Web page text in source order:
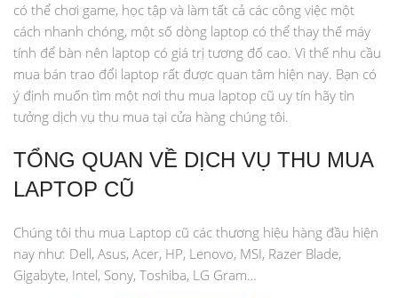
có thể chơi game, học tập và làm tất cả các công việc một
cách nhanh chóng, một số dòng laptop có thể thay thế máy
tính để bàn nên laptop có giá trị tương đố cao. Vì thế nhu cầu
mua bán trao đổi laptop rất được quan tâm hiện nay. Bạn có
ý định muốn tìm một nơi thu mua laptop cũ uy tín hãy tin
tưởng dịch vụ thu mua tại cửa hàng chúng tôi.
TỔNG QUAN VỀ DỊCH VỤ THU MUA
LAPTOP CŨ
Chúng tôi thu mua Laptop cũ các thương hiệu hàng đầu hiện
nay như: Dell, Asus, Acer, HP, Lenovo, MSI, Razer Blade,
Gigabyte, Intel, Sony, Toshiba, LG Gram…